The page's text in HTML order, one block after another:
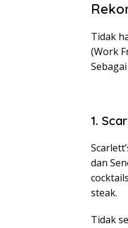
Tidak
(Work
1.
dan
steak.
Tidak